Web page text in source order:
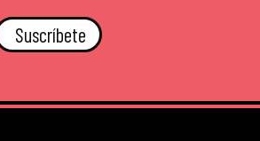
Suscríbete